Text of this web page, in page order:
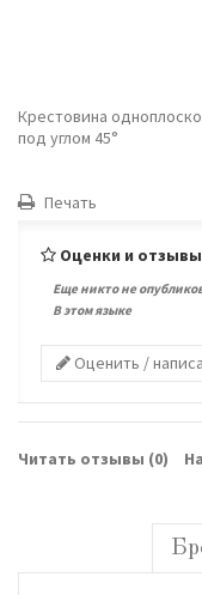
Крестовина
под углом 45°
Печать
Оценки и
Еще никто не
В этом языке
Оценить /
Читать отзывы (0)